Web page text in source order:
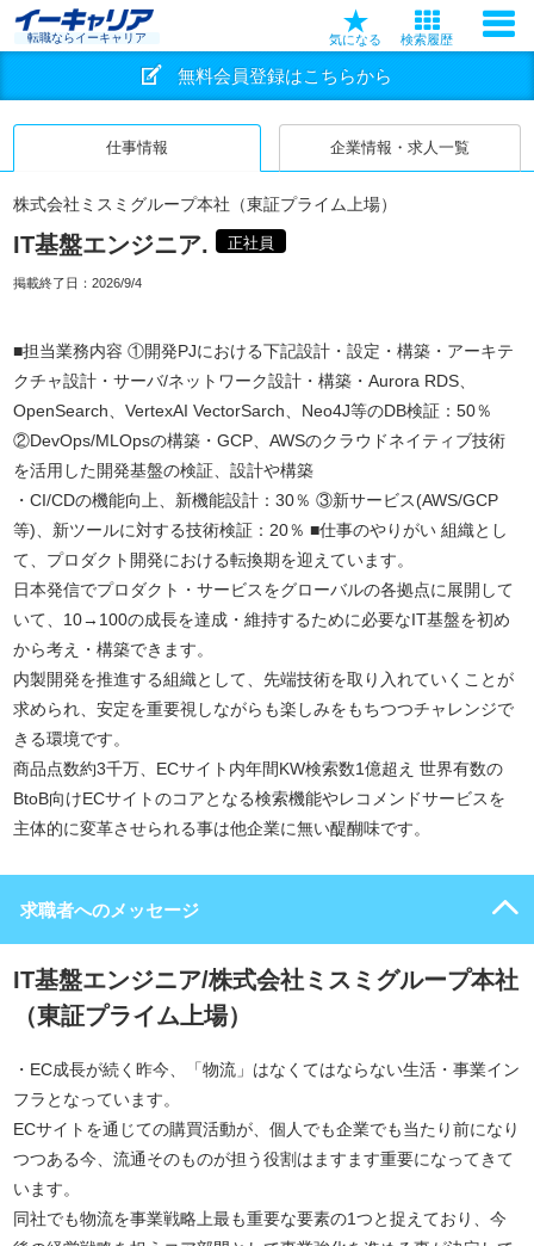
転職ならイーキャリア 気になる 検索履歴
無料会員登録はこちらから
仕事情報 企業情報・求人一覧
株式会社ミスミグループ本社（東証プライム上場）
IT基盤エンジニア. 正社員
掲載終了日： 2026/9/4
■担当業務内容 ①開発PJにおける下記設計・設定・構築・アーキテ
クチャ設計・サーバ/ネットワーク設計・構築・Aurora RDS、
OpenSearch、VertexAI VectorSarch、Neo4J等のDB検証：50％
②DevOps/MLOpsの構築・GCP、AWSのクラウドネイティブ技術
を活用した開発基盤の検証、設計や構築
・CI/CDの機能向上、新機能設計：30％ ③新サービス(AWS/GCP
等)、新ツールに対する技術検証：20％ ■仕事のやりがい 組織とし
て、プロダクト開発における転換期を迎えています。
日本発信でプロダクト・サービスをグローバルの各拠点に展開して
いて、10→100の成長を達成・維持するために必要なIT基盤を初め
から考え・構築できます。
内製開発を推進する組織として、先端技術を取り入れていくことが
求められ、安定を重要視しながらも楽しみをもちつつチャレンジで
きる環境です。
商品点数約3千万、ECサイト内年間KW検索数1億超え 世界有数の
BtoB向けECサイトのコアとなる検索機能やレコメンドサービスを
主体的に変革させられる事は他企業に無い醍醐味です。
求職者へのメッセージ
IT基盤エンジニア/株式会社ミスミグループ本社
（東証プライム上場）
・EC成長が続く昨今、「物流」はなくてはならない生活・事業イン
フラとなっています。
ECサイトを通じての購買活動が、個人でも企業でも当たり前になり
つつある今、流通そのものが担う役割はますます重要になってきて
います。
同社でも物流を事業戦略上最も重要な要素の1つと捉えており、今